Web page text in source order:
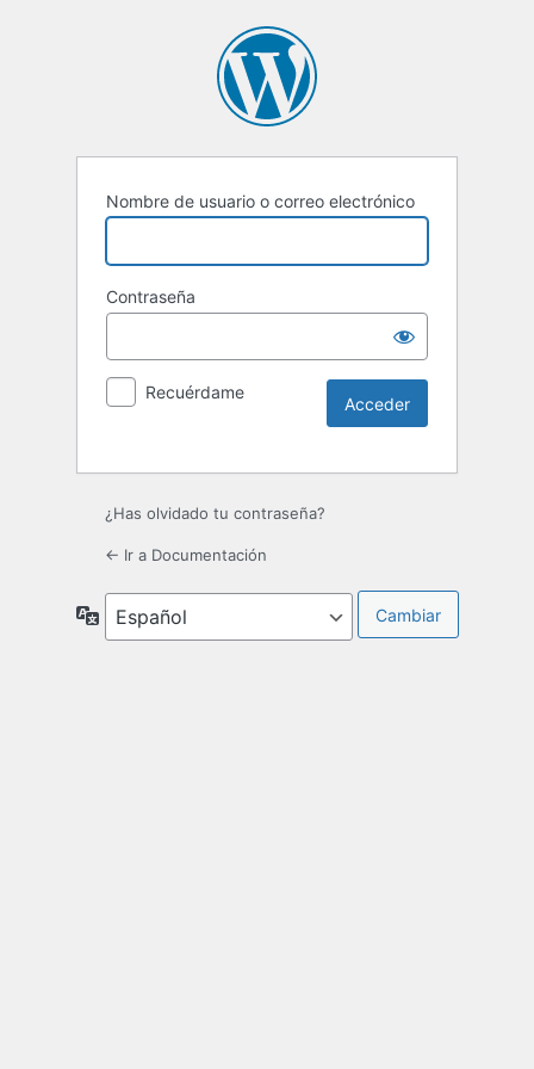
Nombre de usuario o correo electrónico
Contraseña
Recuérdame
¿Has olvidado tu contraseña?
← Ir a Documentación
Idioma